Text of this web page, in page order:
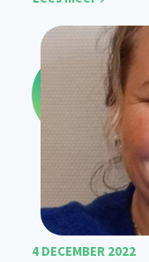
4 DECEMBER 2022